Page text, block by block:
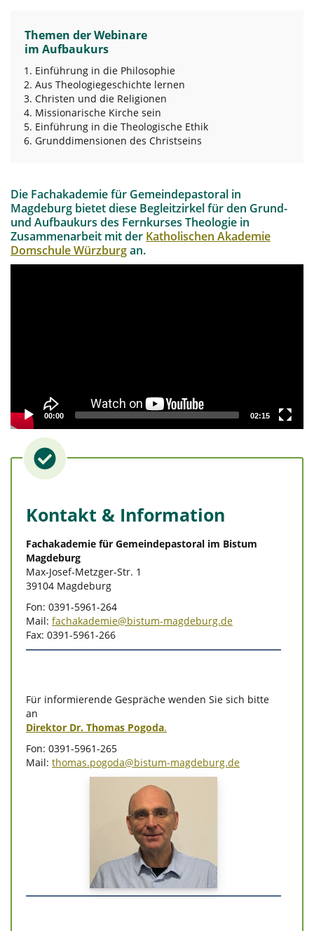
Themen der Webinare
im Aufbaukurs
Einführung in die Philosophie
Aus Theologiegeschichte lernen
Christen und die Religionen
Missionarische Kirche sein
Einführung in die Theologische Ethik
Grunddimensionen des Christseins
Die Fachakademie für Gemeindepastoral in
Magdeburg bietet diese Begleitzirkel für den Grund-
und Aufbaukurs des Fernkurses Theologie in
Zusammenarbeit mit der Katholischen Akademie
Domschule Würzburgan.
00:00 02:15
Kontakt & Information
Fachakademie für Gemeindepastoral im Bistum
Magdeburg
Max-Josef-Metzger-Str. 1
39104 Magdeburg
Fon: 0391-5961-264
Mail: fachakademie@bistum-magdeburg.de
Fax: 0391-5961-266
Für informierende Gespräche wenden Sie sich bitte
an
Direktor Dr. Thomas Pogoda.
Fon: 0391-5961-265
Mail: thomas.pogoda@bistum-magdeburg.de